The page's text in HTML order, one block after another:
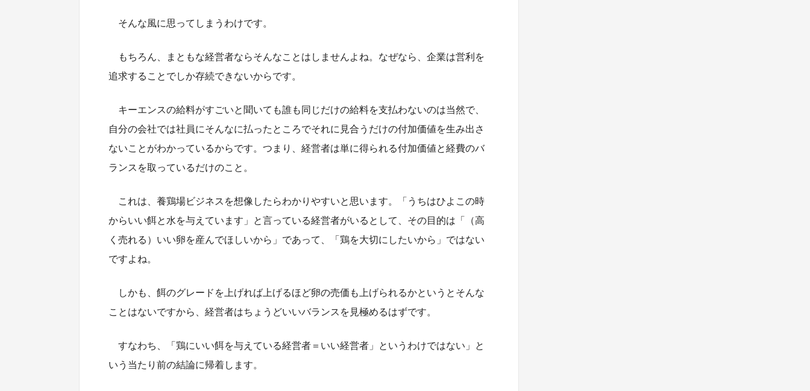
そんな風に思ってしまうわけです。
もちろん、まともな経営者ならそんなことはしませんよね。なぜなら、企業は営利を
追求することでしか存続できないからです。
キーエンスの給料がすごいと聞いても誰も同じだけの給料を支払わないのは当然で、
自分の会社では社員にそんなに払ったところでそれに見合うだけの付加価値を生み出さ
ないことがわかっているからです。つまり、経営者は単に得られる付加価値と経費のバ
ランスを取っているだけのこと。
これは、養鶏場ビジネスを想像したらわかりやすいと思います。「うちはひよこの時
からいい餌と水を与えています」と言っている経営者がいるとして、その目的は「（高
く売れる）いい卵を産んでほしいから」であって、「鶏を大切にしたいから」ではない
ですよね。
しかも、餌のグレードを上げれば上げるほど卵の売価も上げられるかというとそんな
ことはないですから、経営者はちょうどいいバランスを見極めるはずです。
すなわち、「鶏にいい餌を与えている経営者＝いい経営者」というわけではない」と
いう当たり前の結論に帰着します。